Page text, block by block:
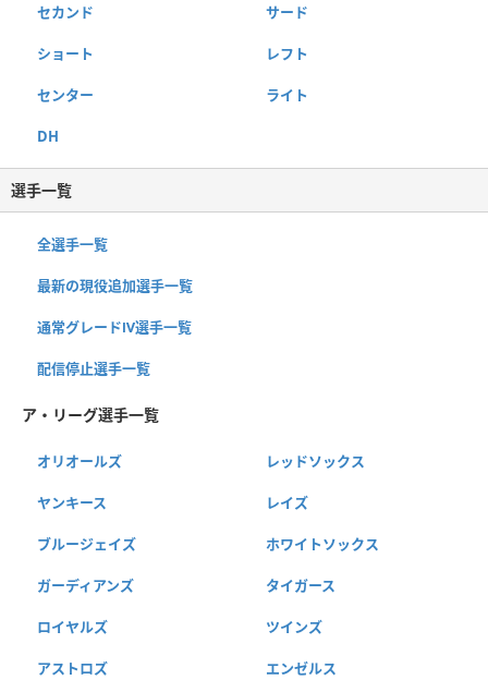
セカンド サード
ショート レフト
センター ライト
DH
選手一覧
全選手一覧
最新の現役追加選手一覧
通常グレードⅣ選手一覧
配信停止選手一覧
ア・リーグ選手一覧
オリオールズ レッドソックス
ヤンキース レイズ
ブルージェイズ ホワイトソックス
ガーディアンズ タイガース
ロイヤルズ ツインズ
アストロズ エンゼルス